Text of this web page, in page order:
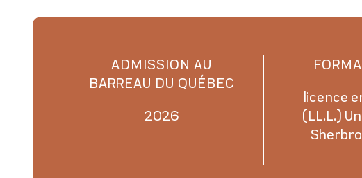
ADMISSION AU
BARREAU DU QUÉBEC
2026
licence
(LL.L.)